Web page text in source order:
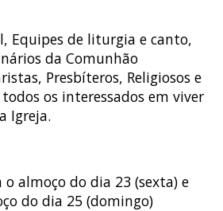
Equipes de liturgia e canto,
da Comunhão
Presbíteros, Religiosos e
todos os interessados em viver
Igreja.
o almoço do dia 23 (sexta) e
do dia 25 (domingo)